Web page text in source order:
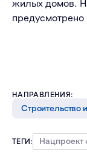
жилых домов.
НАПРАВЛЕНИЯ:
Строительство
ТЕГИ: Нацпроект